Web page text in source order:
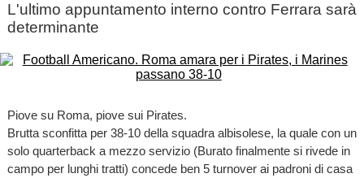
L'ultimo appuntamento interno contro Ferrara sarà
determinante
Piove su Roma, piove sui Pirates.
Brutta sconfitta per 38-10 della squadra albisolese, la quale con un
solo quarterback a mezzo servizio (Burato finalmente si rivede in
campo per lunghi tratti) concede ben 5 turnover ai padroni di casa